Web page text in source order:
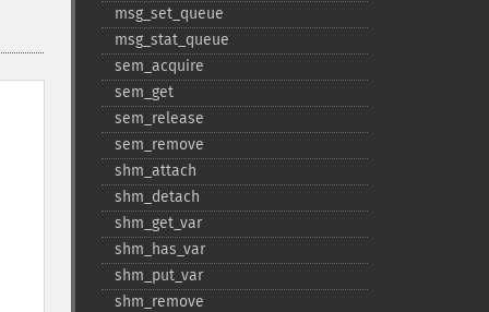
msg_​set_​queue
msg_​stat_​queue
sem_​acquire
sem_​get
sem_​release
sem_​remove
shm_​attach
shm_​detach
shm_​get_​var
shm_​has_​var
shm_​put_​var
shm_​remove